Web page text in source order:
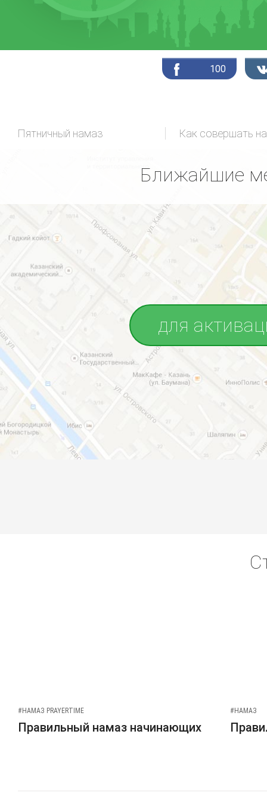
100
Пятничный намаз Как совершать
Ближайшие
для
#НАМАЗ PRAYERTIME
Правильный намаз начинающих
#НАМАЗ